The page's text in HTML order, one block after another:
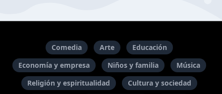
Comedia Arte
Educación
Economía y empresa
Niños y familia
Música
Religión y espiritualidad
Cultura y sociedad